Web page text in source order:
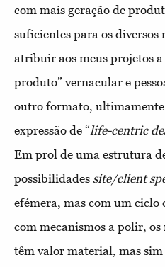
com mais geração de
suficientes para os diversos
atribuir aos meus projetos
produto” vernacular e
outro formato,
expressão de “life-centric
Em prol de uma estrutura
possibilidades site/client
efémera, mas com um
com mecanismos a polir,
têm valor material, mas